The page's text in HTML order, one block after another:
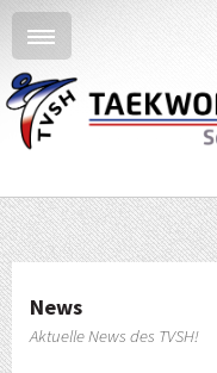
News
Aktuelle News des TVSH!